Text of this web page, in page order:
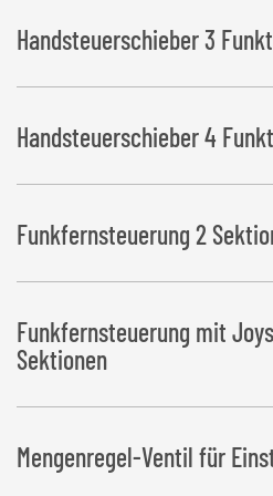
Handsteuerschieber 3
Handsteuerschieber 4
Funkfernsteuerung 2
Elektromagnetventil steuerbar über
Ladearm und Kratzboden.
Funkfernsteuerung mit
Sektionen
Elektromagnetventil steuerbar über
Ladearm, Liftachse und Kratzboden.
Mengenregel-Ventil für